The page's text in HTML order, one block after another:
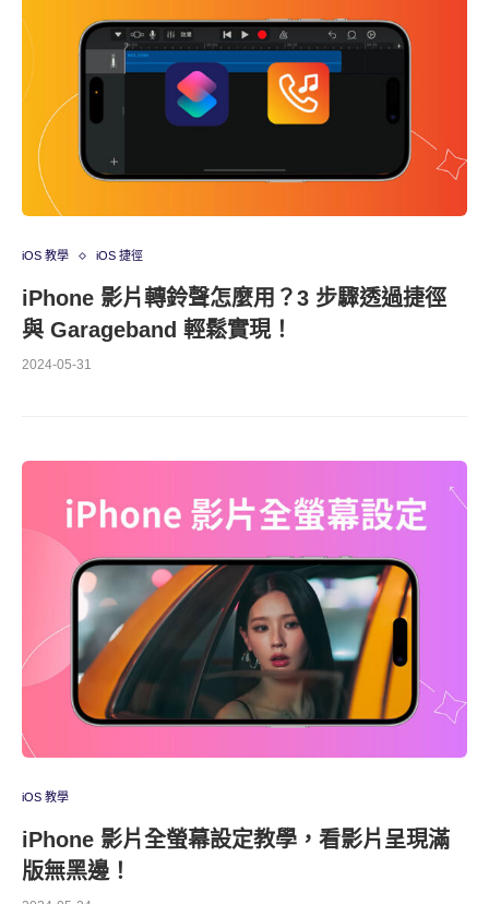
iOS 教學 iOS 捷徑
iPhone 影片轉鈴聲怎麼用？3 步驟透過捷徑
與 Garageband 輕鬆實現！
2024-05-31
iOS 教學
iPhone 影片全螢幕設定教學，看影片呈現滿
版無黑邊！